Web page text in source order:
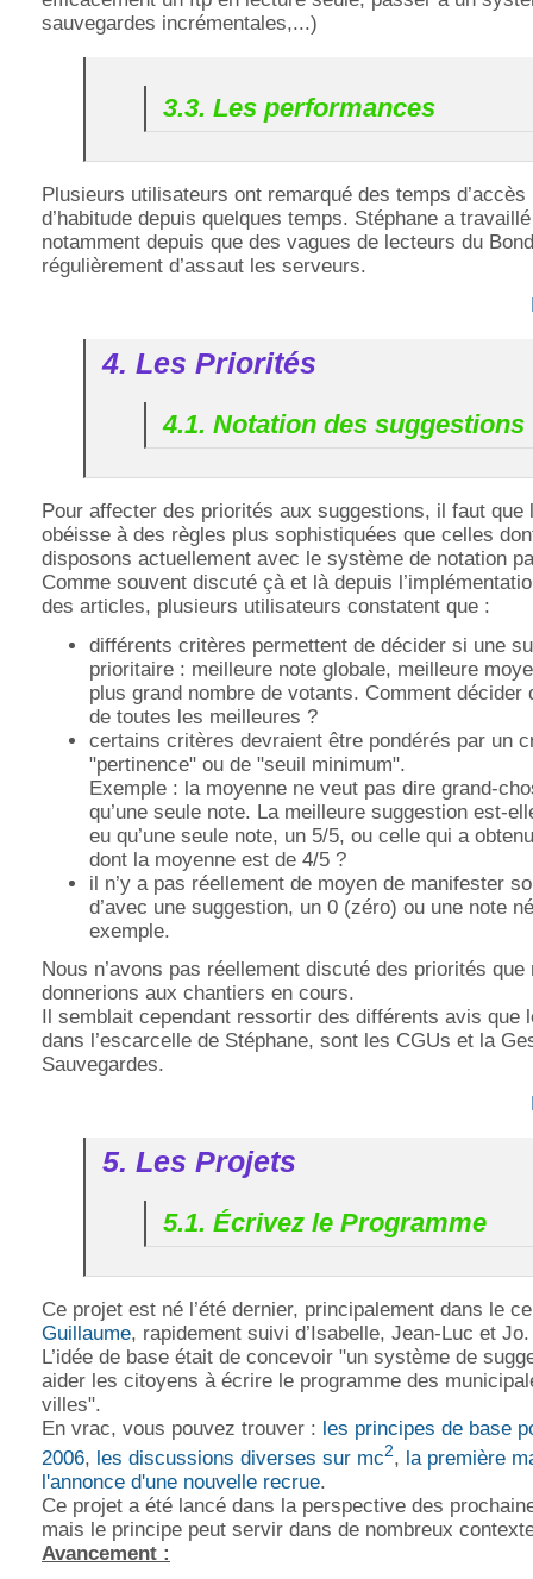
sauvegardes incrémentales,...)
3.3. Les performances
Plusieurs utilisateurs ont remarqué des temps
d’habitude depuis quelques temps. Stéphane a
notamment depuis que des vagues de lecteurs du
régulièrement d’assaut les serveurs.
4. Les Priorités
4.1. Notation des suggestions
Pour affecter des priorités aux suggestions, il faut que
obéisse à des règles plus sophistiquées que celles
disposons actuellement avec le système de notation
Comme souvent discuté çà et là depuis
des articles, plusieurs utilisateurs constatent que :
différents critères permettent de décider si une
prioritaire : meilleure note globale, meilleure
plus grand nombre de votants. Comment décider
de toutes les meilleures ?
certains critères devraient être pondérés par un
"pertinence" ou de "seuil minimum".
Exemple : la moyenne ne veut pas dire grand-
qu’une seule note. La meilleure suggestion est-
eu qu’une seule note, un 5/5, ou celle qui a
dont la moyenne est de 4/5 ?
il n’y a pas réellement de moyen de manifester
d’avec une suggestion, un 0 (zéro) ou une note
exemple.
Nous n’avons pas réellement discuté des priorités que
donnerions aux chantiers en cours.
Il semblait cependant ressortir des différents avis que
dans l’escarcelle de Stéphane, sont les CGUs et la
Sauvegardes.
5. Les Projets
5.1. Écrivez le Programme
Ce projet est né l’été dernier, principalement dans le
Guillaume, rapidement suivi d’Isabelle, Jean-Luc et Jo.
L’idée de base était de concevoir "un système de
aider les citoyens à écrire le programme des
villes".
En vrac, vous pouvez trouver : les principes de base
2006, les discussions diverses sur mc2, la première
l'annonce d'une nouvelle recrue.
Ce projet a été lancé dans la perspective des
mais le principe peut servir dans de nombreux
Avancement :